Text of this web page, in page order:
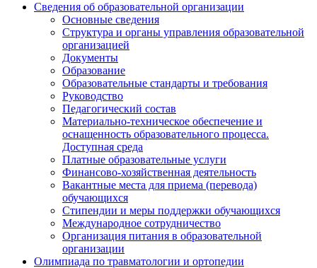
Сведения об образовательной организации
Основные сведения
Структура и органы управления образовательной
организацией
Документы
Образование
Образовательные стандарты и требования
Руководство
Педагогический состав
Материально-техническое обеспечение и
оснащенность образовательного процесса.
Доступная среда
Платные образовательные услуги
Финансово-хозяйственная деятельность
Вакантные места для приема (перевода)
обучающихся
Стипендии и меры поддержки обучающихся
Международное сотрудничество
Организация питания в образовательной
организации
Олимпиада по травматологии и ортопедии